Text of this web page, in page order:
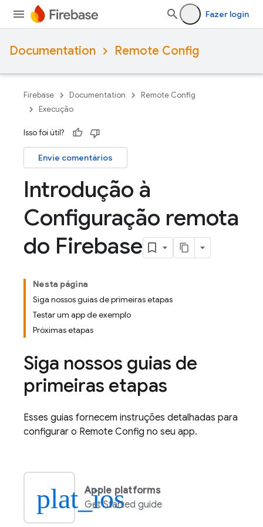
Fazer login
Documentation Remote Config
Firebase Documentation
Remote Config
Execução
Isso foi útil?
Envie comentários
Introdução à
Configuração remota
do Firebase
Nesta página
Siga nossos guias de primeiras etapas
Testar um app de exemplo
Próximas etapas
Siga nossos guias de
primeiras etapas
Esses guias fornecem instruções detalhadas para
configurar o Remote Config no seu app.
plat_ios
Apple platforms
Get Started guide